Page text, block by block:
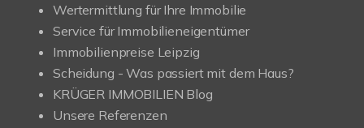
Wertermittlung für Ihre Immobilie
Service für Immobilieneigentümer
Immobilienpreise Leipzig
Scheidung - Was passiert mit dem Haus?
KRÜGER IMMOBILIEN Blog
Unsere Referenzen